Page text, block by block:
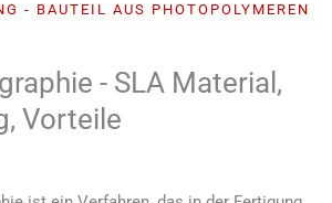
- BAUTEIL AUS PHOTOPOLYMEREN
- SLA Material,
Vorteile